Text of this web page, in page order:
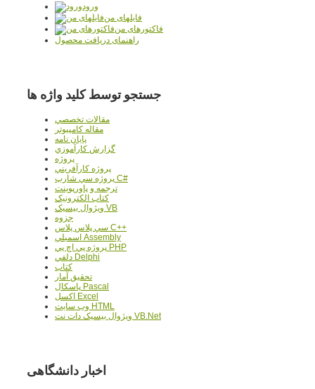
ورود
فایلهای من
فاکتورهای من
راهنمای دریافت محصول
جستجو توسط کلید واژه ها
مقالات تخصصي
مقاله کامپیوتر
پایان نامه
گزارش کارآموزي
پروژه
پروژه کارآفريني
پروژه سي شارپ C#
ترجمه و پاورپوينت
کتاب الکترونيک
ويژوال بيسيک VB
جزوه
سي پلاس پلاس C++
اسمبلي Assembly
پروژه پي اچ پي PHP
دلفي Delphi
کتاب
تحقيق آمار
پاسکال Pascal
اکسل Excel
وب سايت HTML
ويژوال بيسيک دات نت VB.Net
اخبار دانشگاهی